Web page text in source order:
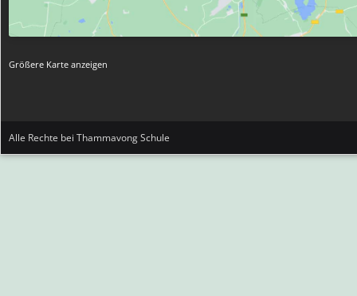
Größere Karte anzeigen
Alle Rechte bei Thammavong Schule